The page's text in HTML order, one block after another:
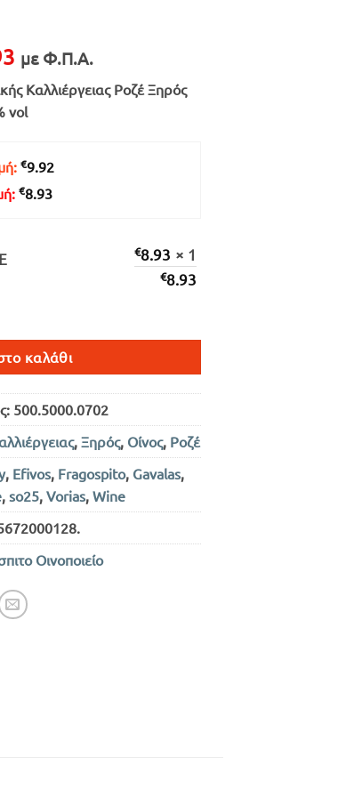
Η
τρέχουσα
τιμή
είναι:
με Φ.Π.Α.
Καλλιέργειας Ροζέ Ξηρός
vol
€9.92
€8.93
€8.93 × 1
€8.93
καλάθι
500.5000.0702
, Ξηρός, Οίνος, Ροζέ
, Efivos, Fragospito, Gavalas,
, so25, Vorias, Wine
.
Οινοποιείο